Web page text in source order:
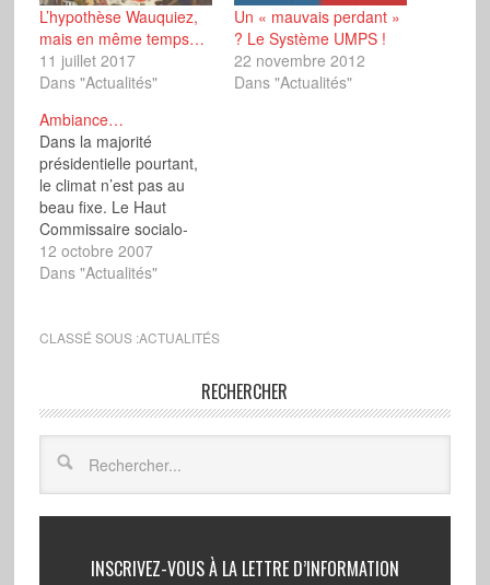
L’hypothèse Wauquiez,
mais en même temps…
11 juillet 2017
Dans "Actualités"
Un « mauvais perdant »
? Le Système UMPS !
22 novembre 2012
Dans "Actualités"
Ambiance…
Dans la majorité
présidentielle pourtant,
le climat n’est pas au
beau fixe. Le Haut
Commissaire socialo-
sarkozyste Martin Hirsch
a carrément exigé que le
loi sur l’immigration afin
l’hébergement des
Surtout les…
12 octobre 2007
Dans "Actualités"
CLASSÉ SOUS :ACTUALITÉS
RECHERCHER
INSCRIVEZ-VOUS À LA LETTRE D’INFORMATION